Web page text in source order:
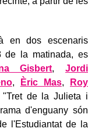
en dos escenaris
la matinada, es
Gisbert, Jordi
, Èric Mas,
Roy
"Tret de la Julieta i
d'enguany són
l'Estudiantat de la